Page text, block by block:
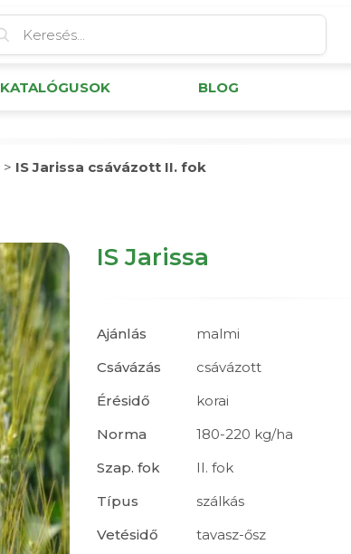
KATALÓGUSOK BLOG
> IS Jarissa csávázott II. fok
IS Jarissa
Ajánlás
malmi
Csávázás
csávázott
Érésidő
korai
Norma
180-220 kg/ha
Szap. fok
II. fok
Típus
szálkás
Vetésidő
tavasz-ősz